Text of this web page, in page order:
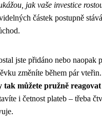
jak vaše investice
částek postupně
jste přidáno nebo naopak
změníte během pár
můžete pružně
i četnost plateb – třeba